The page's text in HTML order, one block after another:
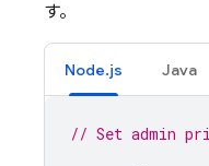
す。
Node.js Java
// Set admin